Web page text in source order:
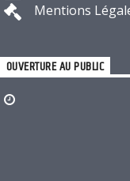
Mentions
OUVERTURE AU PUBLIC